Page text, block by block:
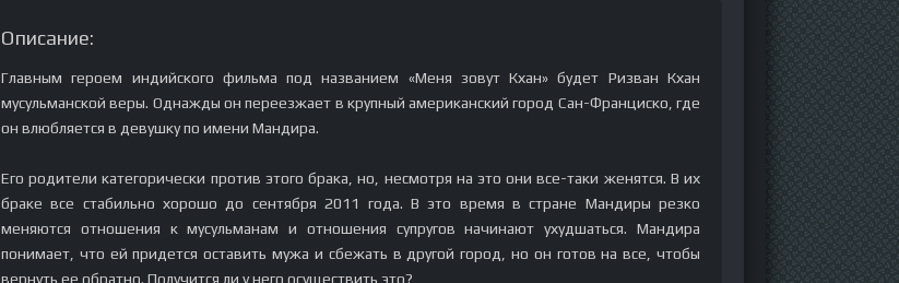
Описание:
Главным героем индийского фильма под названием «Меня зовут Кхан» будет Ризван Кхан
мусульманской веры. Однажды он переезжает в крупный американский город Сан-Франциско, где
он влюбляется в девушку по имени Мандира.
Его родители категорически против этого брака, но, несмотря на это они все-таки женятся. В их
браке все стабильно хорошо до сентября 2011 года. В это время в стране Мандиры резко
меняются отношения к мусульманам и отношения супругов начинают ухудшаться. Мандира
понимает, что ей придется оставить мужа и сбежать в другой город, но он готов на все, чтобы
вернуть ее обратно. Получится ли у него осуществить это?